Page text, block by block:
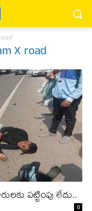
X road
పట్టింపు లేదు..
0